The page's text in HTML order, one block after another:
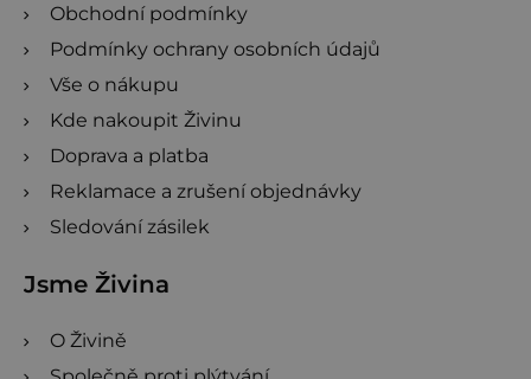
Obchodní podmínky
Podmínky ochrany osobních údajů
Vše o nákupu
Kde nakoupit Živinu
Doprava a platba
Reklamace a zrušení objednávky
Sledování zásilek
Jsme Živina
O Živině